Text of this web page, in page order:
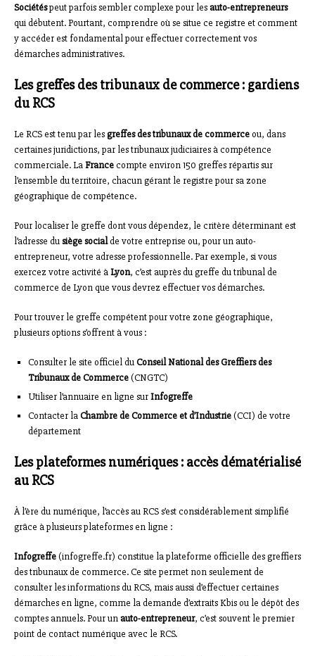
Sociétéspeut parfois sembler complexe pour lesauto-entrepreneurs
qui débutent. Pourtant, comprendre où se situe ce registre et comment
y accéder est fondamental pour effectuer correctement vos
démarches administratives.
Les greffes des tribunaux de commerce : gardiens
du RCS
Le RCS est tenu par les greffes des tribunaux de commerceou, dans
certaines juridictions, par les tribunaux judiciaires à compétence
commerciale. LaFrancecompte environ 150 greffes répartis sur
l’ensemble du territoire, chacun gérant le registre pour sa zone
géographique de compétence.
Pour localiser le greffe dont vous dépendez, le critère déterminant est
l’adresse dusiège socialde votre entreprise ou, pour un auto-
entrepreneur, votre adresse professionnelle. Par exemple, si vous
exercez votre activité àLyon, c’est auprès du greffe du tribunal de
commerce de Lyon que vous devrez effectuer vos démarches.
Pour trouver le greffe compétent pour votre zone géographique,
plusieurs options s’offrent à vous :
Consulter le site officiel duConseil National des Greffiers des
Tribunaux de Commerce(CNGTC)
Utiliser l’annuaire en ligne surInfogreffe
Contacter laChambre de Commerce et d’Industrie(CCI) de votre
département
Les plateformes numériques : accès dématérialisé
au RCS
À l’ère du numérique, l’accès au RCS s’est considérablement simplifié
grâce à plusieurs plateformes en ligne :
Infogreffe(infogreffe.fr) constitue la plateforme officielle des greffiers
des tribunaux de commerce. Ce site permet non seulement de
consulter les informations du RCS, mais aussi d’effectuer certaines
démarches en ligne, comme la demande d’extraits Kbis ou le dépôt des
comptes annuels. Pour unauto-entrepreneur, c’est souvent le premier
point de contact numérique avec le RCS.